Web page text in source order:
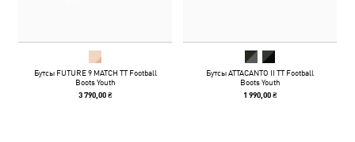
Бутсы FUTURE 9 MATCH TT Football
Boots Youth
3 790,00 ₴
Бутсы ATTACANTO II TT Football
Boots Youth
1 990,00 ₴